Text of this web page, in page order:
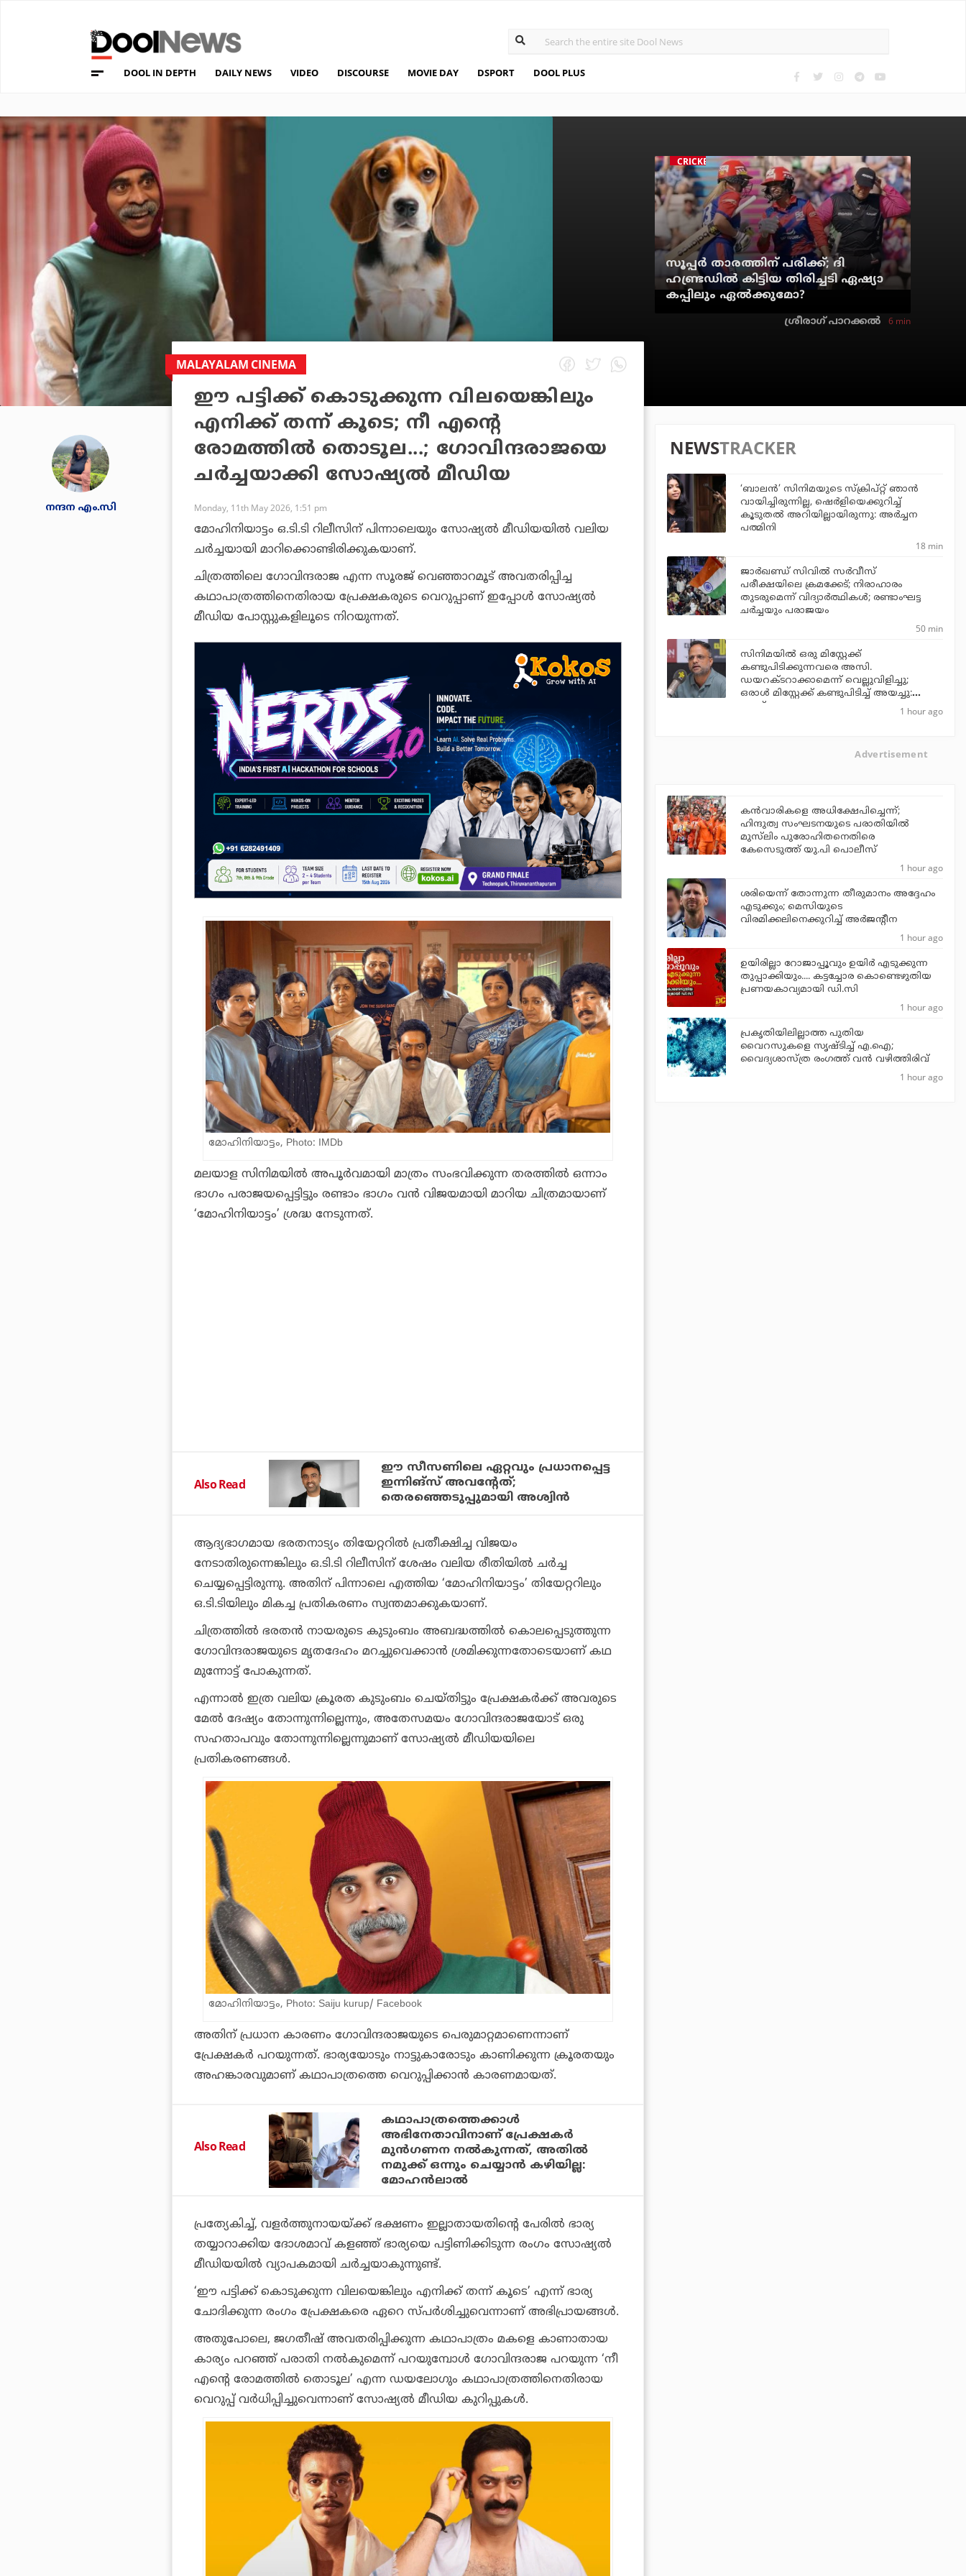
DOOL IN DEPTH DAILY NEWS VIDEO DISCOURSE MOVIE DAY DSPORT DOOL PLUS
CRICKET
സൂപ്പര്‍ താരത്തിന് പരിക്ക്; ദി
ഹണ്ട്രഡില്‍ കിട്ടിയ തിരിച്ചടി ഏഷ്യാ
കപ്പിലും ഏല്‍ക്കുമോ?
ശ്രീരാഗ് പാറക്കല്‍ 6 min
നന്ദന എം.സി
MALAYALAM CINEMA
ഈ പട്ടിക്ക് കൊടുക്കുന്ന വിലയെങ്കിലും
എനിക്ക് തന്ന് കൂടെ; നീ എന്റെ
രോമത്തിൽ തൊടൂല...; ഗോവിന്ദരാജയെ
ചർച്ചയാക്കി സോഷ്യൽ മീഡിയ
Monday, 11th May 2026, 1:51 pm
മോഹിനിയാട്ടം ഒ.ടി.ടി റിലീസിന് പിന്നാലെയും സോഷ്യൽ മീഡിയയിൽ വലിയ
ചർച്ചയായി മാറിക്കൊണ്ടിരിക്കുകയാണ്.
ചിത്രത്തിലെ ഗോവിന്ദരാജ എന്ന സൂരജ് വെഞ്ഞാറമൂട് അവതരിപ്പിച്ച
കഥാപാത്രത്തിനെതിരായ പ്രേക്ഷകരുടെ വെറുപ്പാണ് ഇപ്പോൾ സോഷ്യൽ
മീഡിയ പോസ്റ്റുകളിലൂടെ നിറയുന്നത്.
മോഹിനിയാട്ടം, Photo: IMDb
മലയാള സിനിമയിൽ അപൂർവമായി മാത്രം സംഭവിക്കുന്ന തരത്തിൽ ഒന്നാം
ഭാഗം പരാജയപ്പെട്ടിട്ടും രണ്ടാം ഭാഗം വൻ വിജയമായി മാറിയ ചിത്രമായാണ്
‘മോഹിനിയാട്ടം’ ശ്രദ്ധ നേടുന്നത്.
Also Read
ഈ സീസണിലെ ഏറ്റവും പ്രധാനപ്പെട്ട
ഇന്നിങ്സ് അവന്റേത്;
തെരഞ്ഞെടുപ്പുമായി അശ്വിന്‍
ആദ്യഭാഗമായ ഭരതനാട്യം തിയേറ്ററിൽ പ്രതീക്ഷിച്ച വിജയം
നേടാതിരുന്നെങ്കിലും ഒ.ടി.ടി റിലീസിന് ശേഷം വലിയ രീതിയിൽ ചർച്ച
ചെയ്യപ്പെട്ടിരുന്നു. അതിന് പിന്നാലെ എത്തിയ ‘മോഹിനിയാട്ടം’ തിയേറ്ററിലും
ഒ.ടി.ടിയിലും മികച്ച പ്രതികരണം സ്വന്തമാക്കുകയാണ്.
ചിത്രത്തിൽ ഭരതൻ നായരുടെ കുടുംബം അബദ്ധത്തിൽ കൊലപ്പെടുത്തുന്ന
ഗോവിന്ദരാജയുടെ മൃതദേഹം മറച്ചുവെക്കാൻ ശ്രമിക്കുന്നതോടെയാണ് കഥ
മുന്നോട്ട് പോകുന്നത്.
എന്നാൽ ഇത്ര വലിയ ക്രൂരത കുടുംബം ചെയ്തിട്ടും പ്രേക്ഷകർക്ക് അവരുടെ
മേൽ ദേഷ്യം തോന്നുന്നില്ലെന്നും, അതേസമയം ഗോവിന്ദരാജയോട് ഒരു
സഹതാപവും തോന്നുന്നില്ലെന്നുമാണ് സോഷ്യൽ മീഡിയയിലെ
പ്രതികരണങ്ങൾ.
മോഹിനിയാട്ടം, Photo: Saiju kurup/ Facebook
അതിന് പ്രധാന കാരണം ഗോവിന്ദരാജയുടെ പെരുമാറ്റമാണെന്നാണ്
പ്രേക്ഷകർ പറയുന്നത്. ഭാര്യയോടും നാട്ടുകാരോടും കാണിക്കുന്ന ക്രൂരതയും
അഹങ്കാരവുമാണ് കഥാപാത്രത്തെ വെറുപ്പിക്കാൻ കാരണമായത്.
Also Read
കഥാപാത്രത്തെക്കാൾ
അഭിനേതാവിനാണ് പ്രേക്ഷകർ
മുൻഗണന നൽകുന്നത്, അതിൽ
നമുക്ക് ഒന്നും ചെയ്യാൻ കഴിയില്ല:
മോഹൻലാൽ
പ്രത്യേകിച്ച്, വളർത്തുനായയ്ക്ക് ഭക്ഷണം ഇല്ലാതായതിന്റെ പേരിൽ ഭാര്യ
തയ്യാറാക്കിയ ദോശമാവ് കളഞ്ഞ് ഭാര്യയെ പട്ടിണിക്കിടുന്ന രംഗം സോഷ്യൽ
മീഡിയയിൽ വ്യാപകമായി ചർച്ചയാകുന്നുണ്ട്.
‘ഈ പട്ടിക്ക് കൊടുക്കുന്ന വിലയെങ്കിലും എനിക്ക് തന്ന് കൂടെ’ എന്ന് ഭാര്യ
ചോദിക്കുന്ന രംഗം പ്രേക്ഷകരെ ഏറെ സ്പർശിച്ചുവെന്നാണ് അഭിപ്രായങ്ങൾ.
അതുപോലെ, ജഗതീഷ് അവതരിപ്പിക്കുന്ന കഥാപാത്രം മകളെ കാണാതായ
കാര്യം പറഞ്ഞ് പരാതി നൽകുമെന്ന് പറയുമ്പോൾ ഗോവിന്ദരാജ പറയുന്ന ‘നീ
എന്റെ രോമത്തിൽ തൊടൂല’ എന്ന ഡയലോഗും കഥാപാത്രത്തിനെതിരായ
വെറുപ്പ് വർധിപ്പിച്ചുവെന്നാണ് സോഷ്യൽ മീഡിയ കുറിപ്പുകൾ.
NEWSTRACKER
‘ബാലൻ’ സിനിമയുടെ സ്ക്രിപ്റ്റ് ഞാൻ
വായിച്ചിരുന്നില്ല, ഷെർളിയെക്കുറിച്ച്
കൂടുതൽ അറിയില്ലായിരുന്നു: അർച്ചന
പത്മിനി
18 min
ജാര്‍ഖണ്ഡ് സിവില്‍ സര്‍വീസ്
പരീക്ഷയിലെ ക്രമക്കേട്; നിരാഹാരം
തുടരുമെന്ന് വിദ്യാര്‍ത്ഥികള്‍; രണ്ടാംഘട്ട
ചര്‍ച്ചയും പരാജയം
50 min
സിനിമയില്‍ ഒരു മിസ്റ്റേക്ക്
കണ്ടുപിടിക്കുന്നവരെ അസി.
ഡയറക്ടറാക്കാമെന്ന് വെല്ലുവിളിച്ചു;
ഒരാള്‍ മിസ്റ്റേക്ക് കണ്ടുപിടിച്ച് അയച്ചു:
ജൂഡ്
1 hour ago
Advertisement
കന്‍വാരികളെ അധിക്ഷേപിച്ചെന്ന്;
ഹിന്ദുത്വ സംഘടനയുടെ പരാതിയില്‍
മുസ്‌ലിം പുരോഹിതനെതിരെ
കേസെടുത്ത് യു.പി പൊലീസ്
1 hour ago
ശരിയെന്ന് തോന്നുന്ന തീരുമാനം അദ്ദേഹം
എടുക്കും; മെസിയുടെ
വിരമിക്കലിനെക്കുറിച്ച് അര്‍ജന്റീന
1 hour ago
ഉയിരില്ലാ റോജാപ്പൂവും ഉയിര്‍ എടുക്കുന്ന
തുപ്പാക്കിയും.... കട്ടച്ചോര കൊണ്ടെഴുതിയ
പ്രണയകാവ്യമായി ഡി.സി
1 hour ago
പ്രകൃതിയിലില്ലാത്ത പുതിയ
വൈറസുകളെ സൃഷ്ടിച്ച് എ.ഐ;
വൈദ്യശാസ്ത്ര രംഗത്ത് വന്‍ വഴിത്തിരിവ്
1 hour ago